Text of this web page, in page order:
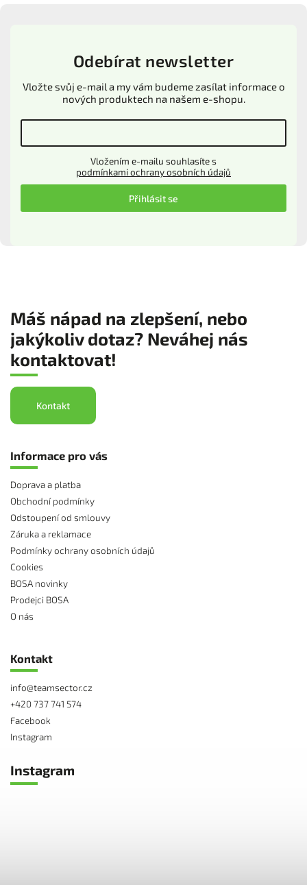
Odebírat newsletter
Vložte svůj e-mail a my vám budeme zasílat informace o
nových produktech na našem e-shopu.
podmínkami ochrany osobních údajů
Přihlásit se
Máš nápad na zlepšení, nebo
jakýkoliv dotaz? Neváhej nás
kontaktovat!
Kontakt
Informace pro vás
Doprava a platba
Obchodní podmínky
Odstoupení od smlouvy
Záruka a reklamace
Podmínky ochrany osobních údajů
Cookies
BOSA novinky
Prodejci BOSA
O nás
Kontakt
info@teamsector.cz
+420 737 741 574
Facebook
Instagram
Instagram